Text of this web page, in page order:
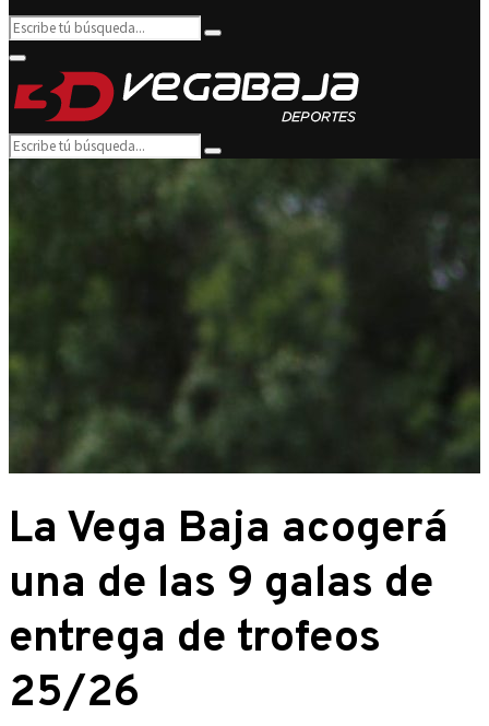
Search
for:
Search
Primary
Menu
Search
for:
Search
La Vega Baja acogerá
una de las 9 galas de
entrega de trofeos
25/26